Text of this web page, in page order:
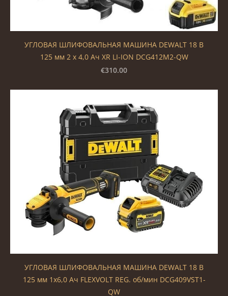
УГЛОВАЯ ШЛИФОВАЛЬНАЯ МАШИНА DEWALT 18 В
125 мм 2 x 4,0 Ач XR LI-ION DCG412M2-QW
€310.00
УГЛОВАЯ ШЛИФОВАЛЬНАЯ МАШИНА DEWALT 18 В
125 мм 1x6,0 Ач FLEXVOLT REG. об/мин DCG409VST1-
QW